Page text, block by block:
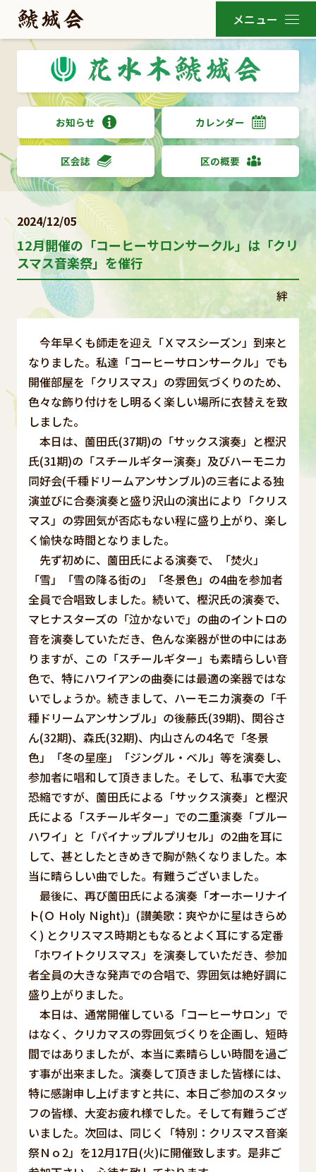
お知らせ カレンダー
区会誌 区の概要
2024/12/05
12月開催の「コーヒーサロンサークル」は「クリ
スマス音楽祭」を催行
絆
今年早くも師走を迎え「Ｘマスシーズン」到来と
なりました。私達「コーヒーサロンサークル」でも
開催部屋を「クリスマス」の雰囲気づくりのため、
色々な飾り付けをし明るく楽しい場所に衣替えを致
しました。
本日は、薗田氏(37期)の「サックス演奏」と樫沢
氏(31期)の「スチールギター演奏」及びハーモニカ
同好会(千種ドリームアンサンブル)の三者による独
演並びに合奏演奏と盛り沢山の演出により「クリス
マス」の雰囲気が否応もない程に盛り上がり、楽し
く愉快な時間となりました。
先ず初めに、薗田氏による演奏で、「焚火」
「雪」「雪の降る街の」「冬景色」の4曲を参加者
全員で合唱致しました。続いて、樫沢氏の演奏で、
マヒナスターズの「泣かないで」の曲のイントロの
音を演奏していただき、色んな楽器が世の中にはあ
りますが、この「スチールギター」も素晴らしい音
色で、特にハワイアンの曲奏には最適の楽器ではな
いでしょうか。続きまして、ハーモニカ演奏の「千
種ドリームアンサンブル」の後藤氏(39期)、関谷さ
ん(32期)、森氏(32期)、内山さんの4名で「冬景
色」「冬の星座」「ジングル・ベル」等を演奏し、
参加者に唱和して頂きました。そして、私事で大変
恐縮ですが、薗田氏による「サックス演奏」と樫沢
氏による「スチールギター」での二重演奏「ブルー
ハワイ」と「パイナップルプリセル」の2曲を耳に
して、甚としたときめきで胸が熱くなりました。本
当に晴らしい曲でした。有難うございました。
最後に、再び薗田氏による演奏「オーホーリナイ
ト(Ｏ Ｈoly Ｎight)」(讃美歌：爽やかに星はきらめ
く) とクリスマス時期ともなるとよく耳にする定番
「ホワイトクリスマス」を演奏していただき、参加
者全員の大きな発声での合唱で、雰囲気は絶好調に
盛り上がりました。
本日は、通常開催している「コーヒーサロン」で
はなく、クリカマスの雰囲気づくりを企画し、短時
間ではありましたが、本当に素晴らしい時間を過ご
す事が出来ました。演奏して頂きました皆様には、
特に感謝申し上げますと共に、本日ご参加のスタッ
フの皆様、大変お疲れ様でした。そして有難うござ
いました。次回は、同じく「特別：クリスマス音楽
祭Ｎｏ2」を12月17日(火)に開催致します。是非ご